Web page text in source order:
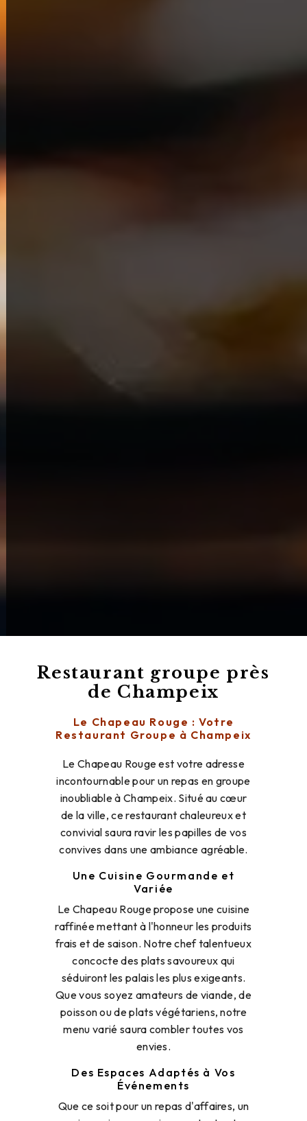
Restaurant groupe près
de Champeix
Le Chapeau Rouge : Votre
Restaurant Groupe à Champeix
Le Chapeau Rouge est votre adresse
incontournable pour un repas en groupe
inoubliable à Champeix. Situé au cœur
de la ville, ce restaurant chaleureux et
convivial saura ravir les papilles de vos
convives dans une ambiance agréable.
Une Cuisine Gourmande et
Variée
Le Chapeau Rouge propose une cuisine
raffinée mettant à l'honneur les produits
frais et de saison. Notre chef talentueux
concocte des plats savoureux qui
séduiront les palais les plus exigeants.
Que vous soyez amateurs de viande, de
poisson ou de plats végétariens, notre
menu varié saura combler toutes vos
envies.
Des Espaces Adaptés à Vos
Événements
Que ce soit pour un repas d'affaires, un